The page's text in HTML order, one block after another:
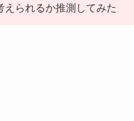
えられるか推測してみた